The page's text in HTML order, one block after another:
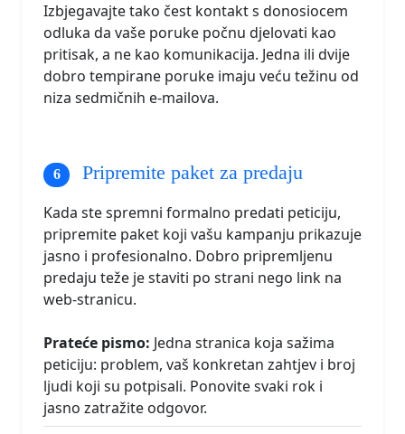
Izbjegavajte tako čest kontakt s donosiocem
odluka da vaše poruke počnu djelovati kao
pritisak, a ne kao komunikacija. Jedna ili dvije
dobro tempirane poruke imaju veću težinu od
niza sedmičnih e-mailova.
Pripremite paket za predaju
Kada ste spremni formalno predati peticiju,
pripremite paket koji vašu kampanju prikazuje
jasno i profesionalno. Dobro pripremljenu
predaju teže je staviti po strani nego link na
web-stranicu.
Prateće pismo: Jedna stranica koja sažima
peticiju: problem, vaš konkretan zahtjev i broj
ljudi koji su potpisali. Ponovite svaki rok i
jasno zatražite odgovor.